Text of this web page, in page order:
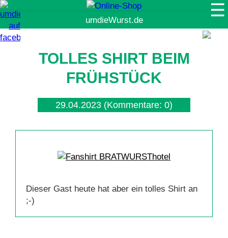
TOLLES SHIRT BEIM
FRÜHSTÜCK
29.04.2023 (Kommentare: 0)
Dieser Gast heute hat aber ein tolles Shirt an
;-)
☰